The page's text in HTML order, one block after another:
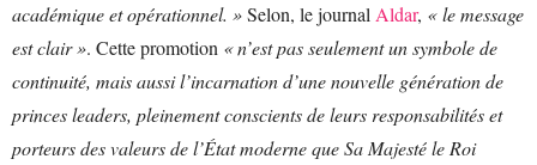
académique et opérationnel. »Selon, le journalAldar, « le message
est clair ». Cette promotion « n’est pas seulement un symbole de
continuité, mais aussi l’incarnation d’une nouvelle génération de
princes leaders, pleinement conscients de leurs responsabilités et
porteurs des valeurs de l’État moderne que Sa Majesté le Roi